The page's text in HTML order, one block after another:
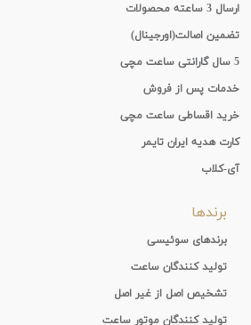
ارسال 3 ساعته محصولات
تضمین اصالت(اورجینال)
5 سال گارانتی ساعت مچی
خدمات پس از فروش
خرید اقساطی ساعت مچی
کارت هدیه ایران تایمر
آی-کلاب
برندها
برندهای سوئیسی
تولید کنندگان ساعت
تشخیص اصل از غیر اصل
تولید کنندگان موتور ساعت